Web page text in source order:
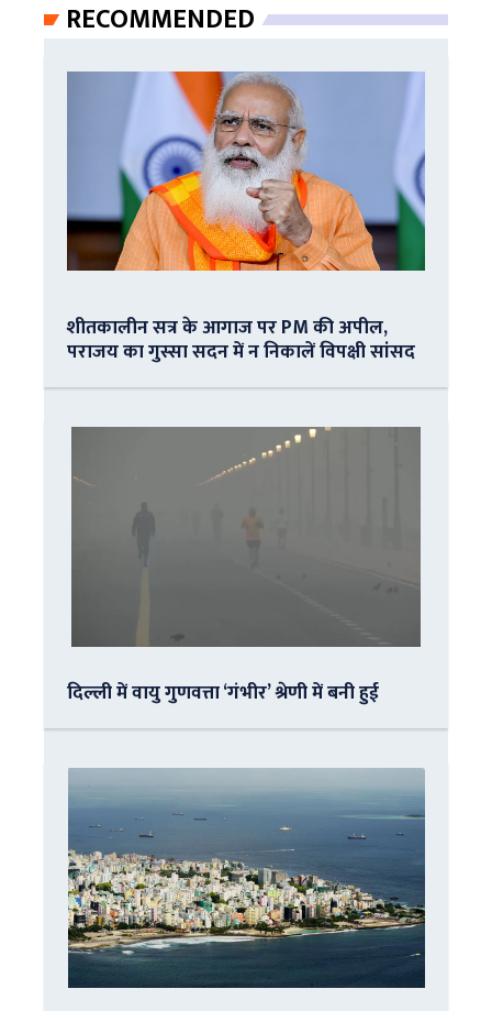
RECOMMENDED
शीतकालीन सत्र के आगाज पर PM की अपील,
पराजय का गुस्सा सदन में न निकालें विपक्षी सांसद
दिल्ली में वायु गुणवत्ता ‘गंभीर’ श्रेणी में बनी हुई